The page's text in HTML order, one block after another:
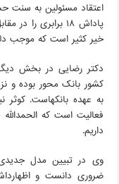
اعتقاد مسئولین به سنت
پاداش ۱۸ برابری
خیر کثیر است که موجب
دکتر رضایی در بخش
به عهده بانکهاست. کوثر
فعالیت است که
داریم.
وی در تبیین مدل جدیدی
ضروری دانست و